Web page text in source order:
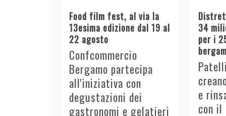
Food film fest, al via la
13esima edizione dal 19 al
22 agosto
Confcommercio
Bergamo partecipa
all'iniziativa con
degustazioni dei
gastronomi e gelatieri
34
per i
e
con